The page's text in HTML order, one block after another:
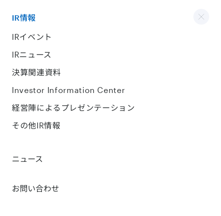
IR情報
IRイベント
IRニュース
決算関連資料
Investor Information Center
経営陣によるプレゼンテーション
その他IR情報
ニュース
お問い合わせ